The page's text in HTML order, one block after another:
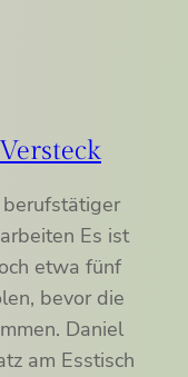
Es ist
etwa fünf
bevor die
Daniel
am Esstisch